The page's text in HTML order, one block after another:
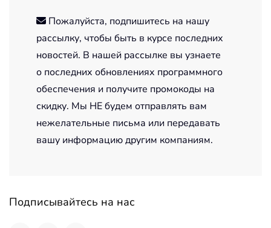
Пожалуйста, подпишитесь на нашу
рассылку, чтобы быть в курсе последних
новостей. В нашей рассылке вы узнаете
о последних обновлениях программного
обеспечения и получите промокоды на
скидку. Мы НЕ будем отправлять вам
нежелательные письма или передавать
вашу информацию другим компаниям.
Подписывайтесь на нас